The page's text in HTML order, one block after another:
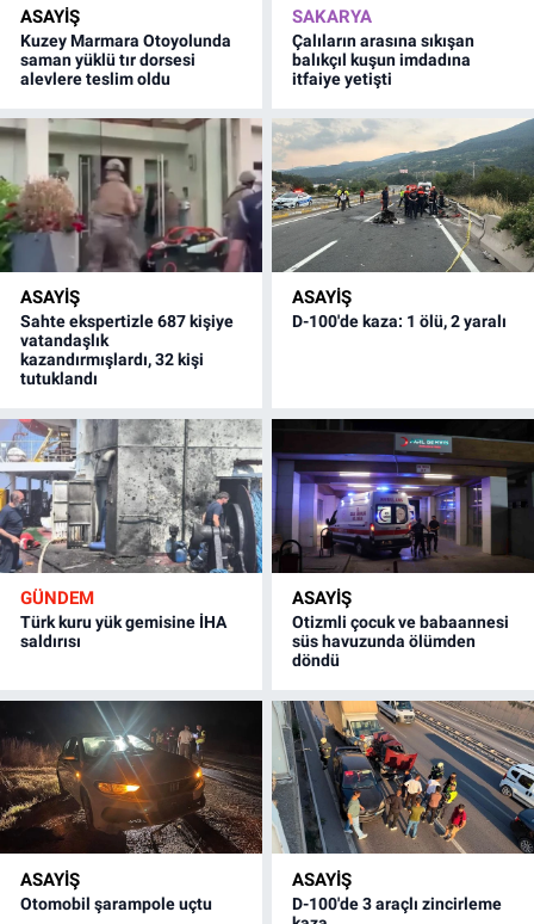
ASAYİŞ
Kuzey Marmara Otoyolunda
saman yüklü tır dorsesi
alevlere teslim oldu
SAKARYA
Çalıların arasına sıkışan
balıkçıl kuşun imdadına
itfaiye yetişti
ASAYİŞ
Sahte ekspertizle 687 kişiye
vatandaşlık
kazandırmışlardı, 32 kişi
tutuklandı
ASAYİŞ
D-100'de kaza: 1 ölü, 2 yaralı
GÜNDEM
Türk kuru yük gemisine İHA
saldırısı
ASAYİŞ
Otizmli çocuk ve babaannesi
süs havuzunda ölümden
döndü
ASAYİŞ
Otomobil şarampole uçtu
ASAYİŞ
D-100'de 3 araçlı zincirleme